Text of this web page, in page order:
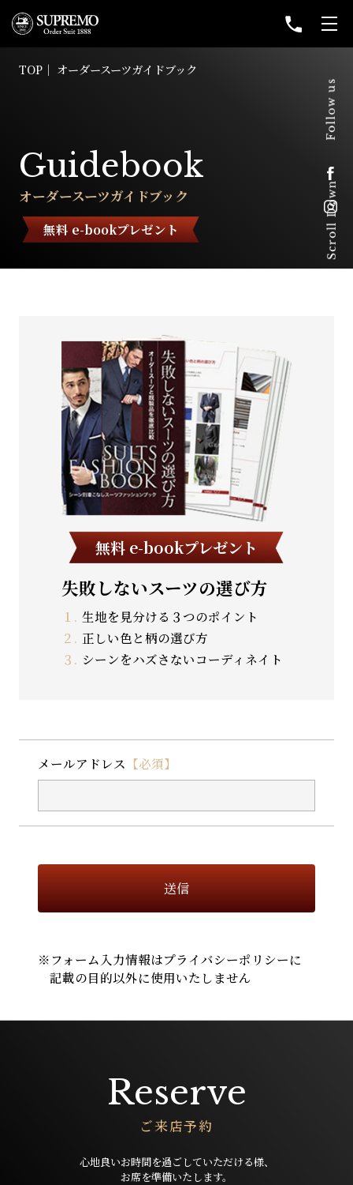
TOP オーダースーツガイドブック
Guidebook
オーダースーツガイドブック
無料 e-bookプレゼント
無料 e-bookプレゼント
失敗しないスーツの選び方
１. 生地を見分ける３つのポイント
２. 正しい色と柄の選び方
３. シーンをハズさないコーディネイト
メールアドレス 【必須】
※フォーム入力情報はプライバシーポリシーに
記載の⽬的以外に使⽤いたしません
Reserve
ご来店予約
心地良いお時間を過ごしていただける様、
お席を準備いたします。